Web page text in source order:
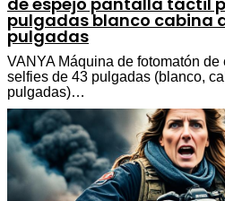
pulgadas blanco cabina
pulgadas
VANYA Máquina de fotomatón
selfies de 43 pulgadas (blanco,
pulgadas)…